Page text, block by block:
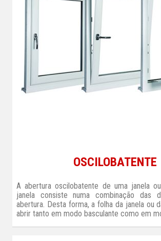
OSCILOBATENTE
A abertura oscilobatente de uma janela
janela consiste numa combinação das
abertura. Desta forma, a folha da janela ou
abrir tanto em modo basculante como em